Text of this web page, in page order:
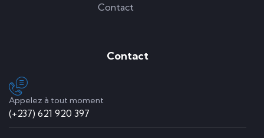
Contact
Contact
Appelez à tout moment
(+237) 621 920 397